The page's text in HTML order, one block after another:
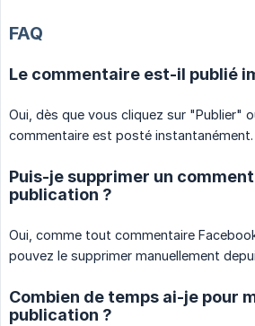
FAQ
Le commentaire est-il publié
Oui, dès que vous cliquez sur "Publier"
commentaire est posté instantanément.
Puis-je supprimer un
publication ?
Oui, comme tout commentaire
pouvez le supprimer manuellement
Combien de temps ai-je pour
publication ?